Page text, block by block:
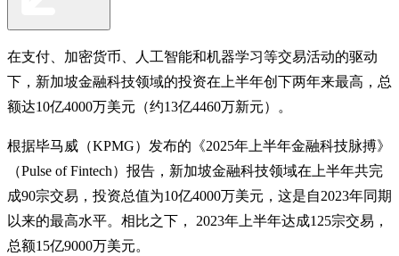
在支付、加密货币、人工智能和机器学习等交易活动的驱动
下，新加坡金融科技领域的投资在上半年创下两年来最高，总
额达10亿4000万美元（约13亿4460万新元）。
根据毕马威（KPMG）发布的《2025年上半年金融科技脉搏》
（Pulse of Fintech）报告，新加坡金融科技领域在上半年共完
成90宗交易，投资总值为10亿4000万美元，这是自2023年同期
以来的最高水平。相比之下， 2023年上半年达成125宗交易，
总额15亿9000万美元。